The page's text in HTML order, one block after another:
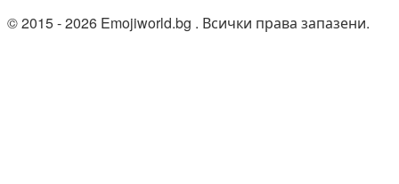
© 2015 - 2026 Emojiworld.bg . Всички права запазени.